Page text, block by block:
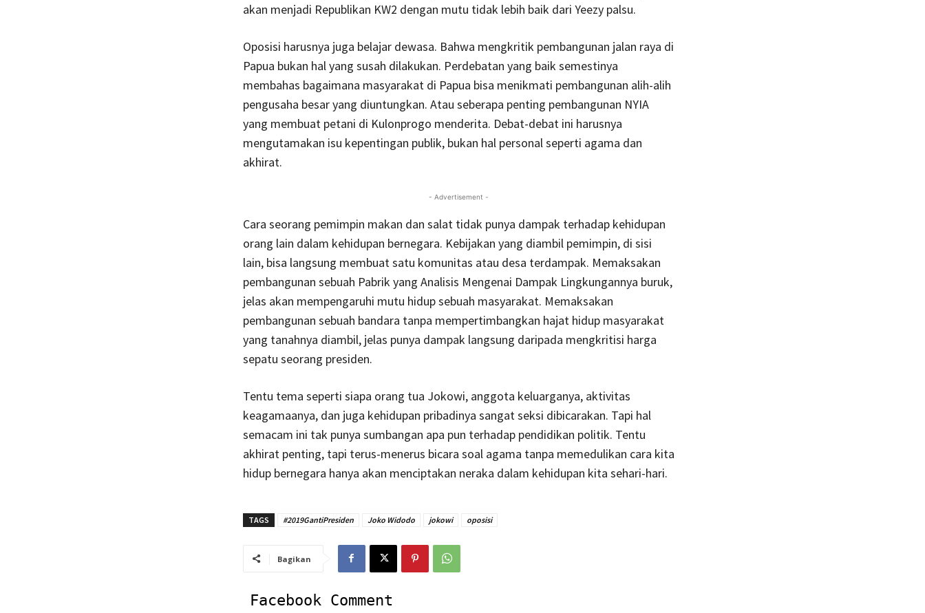
akan menjadi Republikan KW2 dengan mutu tidak lebih baik dari Yeezy palsu.
Oposisi harusnya juga belajar dewasa. Bahwa mengkritik pembangunan jalan raya di
Papua bukan hal yang susah dilakukan. Perdebatan yang baik semestinya
membahas bagaimana masyarakat di Papua bisa menikmati pembangunan alih-alih
pengusaha besar yang diuntungkan. Atau seberapa penting pembangunan NYIA
yang membuat petani di Kulonprogo menderita. Debat-debat ini harusnya
mengutamakan isu kepentingan publik, bukan hal personal seperti agama dan
akhirat.
- Advertisement -
Cara seorang pemimpin makan dan salat tidak punya dampak terhadap kehidupan
orang lain dalam kehidupan bernegara. Kebijakan yang diambil pemimpin, di sisi
lain, bisa langsung membuat satu komunitas atau desa terdampak. Memaksakan
pembangunan sebuah Pabrik yang Analisis Mengenai Dampak Lingkungannya buruk,
jelas akan mempengaruhi mutu hidup sebuah masyarakat. Memaksakan
pembangunan sebuah bandara tanpa mempertimbangkan hajat hidup masyarakat
yang tanahnya diambil, jelas punya dampak langsung daripada mengkritisi harga
sepatu seorang presiden.
Tentu tema seperti siapa orang tua Jokowi, anggota keluarganya, aktivitas
keagamaanya, dan juga kehidupan pribadinya sangat seksi dibicarakan. Tapi hal
semacam ini tak punya sumbangan apa pun terhadap pendidikan politik. Tentu
akhirat penting, tapi terus-menerus bicara soal agama tanpa memedulikan cara kita
hidup bernegara hanya akan menciptakan neraka dalam kehidupan kita sehari-hari.
TAGS #2019GantiPresiden Joko Widodo jokowi oposisi
Bagikan
Facebook Comment